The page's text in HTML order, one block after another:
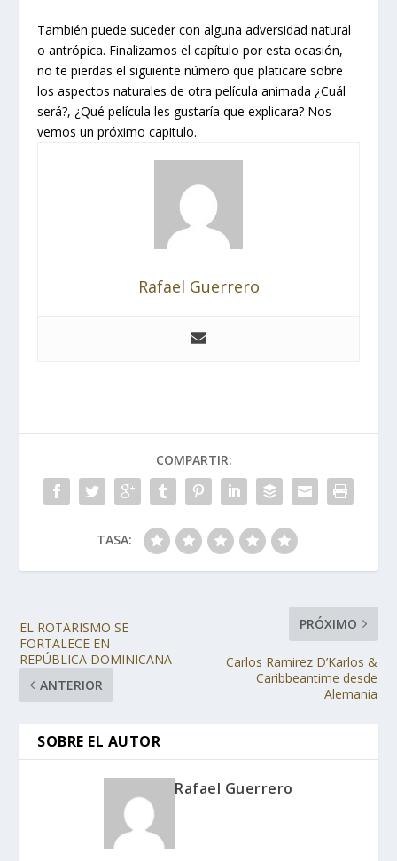
También puede suceder con alguna adversidad natural
o antrópica. Finalizamos el capítulo por esta ocasión,
no te pierdas el siguiente número que platicare sobre
los aspectos naturales de otra película animada ¿Cuál
será?, ¿Qué película les gustaría que explicara? Nos
vemos un próximo capitulo.
Rafael Guerrero
COMPARTIR:
TASA:
EL ROTARISMO SE
FORTALECE EN
REPÚBLICA DOMINICANA
ANTERIOR
PRÓXIMO
Carlos Ramirez D’Karlos &
Caribbeantime desde
Alemania
SOBRE EL AUTOR
Rafael Guerrero